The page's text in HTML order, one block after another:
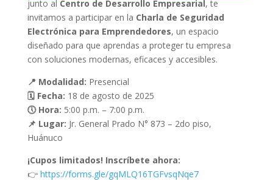
junto al Centro de Desarrollo Empresarial, te
invitamos a participar en la Charla de Seguridad
Electrónica para Emprendedores, un espacio
diseñado para que aprendas a proteger tu empresa
con soluciones modernas, eficaces y accesibles.
📍 Modalidad: Presencial
🗓 Fecha: 18 de agosto de 2025
🕔 Hora: 5:00 p.m. – 7:00 p.m.
📌 Lugar: Jr. General Prado N° 873 – 2do piso,
Huánuco
¡Cupos limitados! Inscríbete ahora:
👉 https://forms.gle/gqMLQ16TGFvsqNqe7